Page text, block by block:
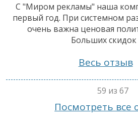
С "Миром рекламы" наша
первый год. При системном
очень важна ценовая
Больших скидок
Весь отзыв
59 из 67
Посмотреть все